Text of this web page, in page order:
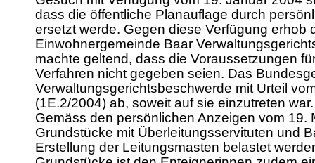
dass die öffentliche Planauflage durch
ersetzt werde. Gegen diese Verfügung erhob
Einwohnergemeinde Baar
machte geltend, dass die Voraussetzungen
Verfahren nicht gegeben seien. Das
Verwaltungsgerichtsbeschwerde mit Urteil
(1E.2/2004) ab, soweit auf sie einzutreten
Gemäss den persönlichen Anzeigen vom 19.
Grundstücke mit Überleitungsservituten und
Erstellung der Leitungsmasten belastet